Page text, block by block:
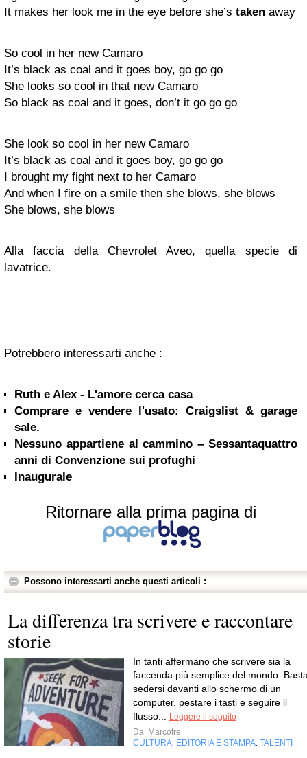
It makes her look me in the eye before she’s taken away
So cool in her new Camaro
It’s black as coal and it goes boy, go go go
She looks so cool in that new Camaro
So black as coal and it goes, don’t it go go go
She look so cool in her new Camaro
It’s black as coal and it goes boy, go go go
I brought my fight next to her Camaro
And when I fire on a smile then she blows, she blows
She blows, she blows
Alla faccia della Chevrolet Aveo, quella specie di
lavatrice.
Potrebbero interessarti anche :
Ruth e Alex - L'amore cerca casa
Comprare e vendere l'usato: Craigslist & garage
sale.
Nessuno appartiene al cammino – Sessantaquattro
anni di Convenzione sui profughi
Inaugurale
Ritornare alla prima pagina di
Possono interessarti anche questi articoli :
La differenza tra scrivere e raccontare
storie
In tanti affermano che scrivere sia la
faccenda più semplice del mondo.
sedersi davanti allo schermo di un
computer, pestare i tasti e seguire il
flusso...
Leggere il seguito
Da Marcofre
CULTURA EDITORIA E STAMPA TALENTI